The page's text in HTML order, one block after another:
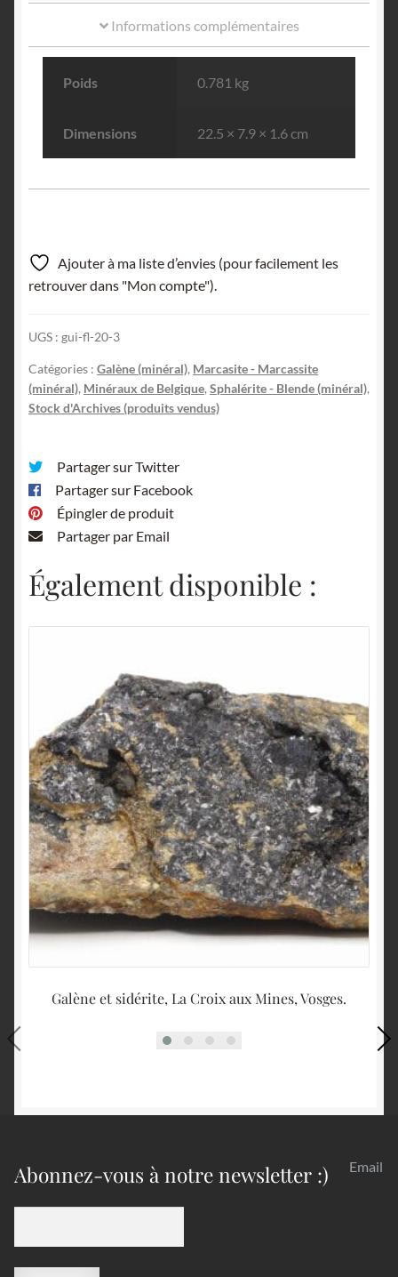
Informations complémentaires
Poids 0.781 kg
Dimensions 22.5 × 7.9 × 1.6 cm
Ajouter à ma liste d’envies (pour facilement les
retrouver dans "Mon compte").
UGS : gui-fl-20-3
Catégories : Galène (minéral), Marcasite - Marcassite
(minéral), Minéraux de Belgique, Sphalérite - Blende (minéral),
Stock d'Archives (produits vendus)
Partager sur Twitter
Partager sur Facebook
Épingler de produit
Partager par Email
Également disponible :
Galène et sidérite, La Croix aux Mines, Vosges.
Abonnez-vous à notre newsletter :) Email